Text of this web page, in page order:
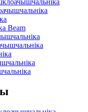
Beam